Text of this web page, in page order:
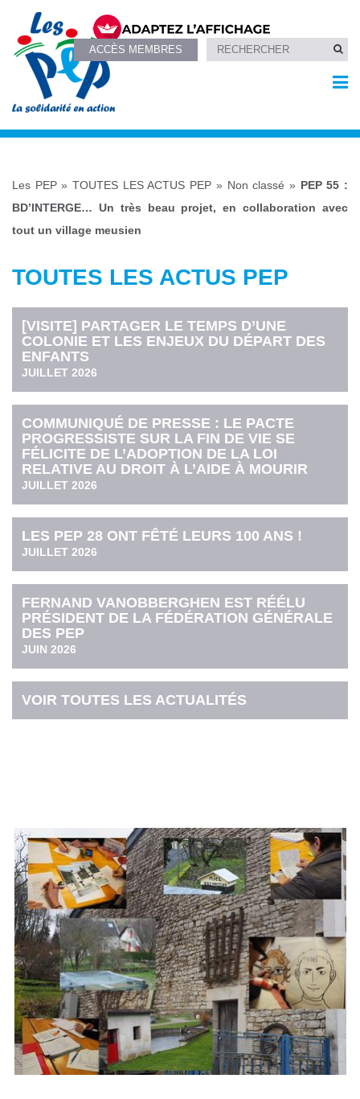
ACCÈS MEMBRES
Les PEP»TOUTES LES ACTUS PEP » Non classé » PEP 55 :
BD’INTERGE… Un très beau projet, en collaboration avec
tout un village meusien
TOUTES LES ACTUS PEP
[VISITE] PARTAGER LE TEMPS D’UNE
COLONIE ET LES ENJEUX DU DÉPART DES
ENFANTS
JUILLET 2026
COMMUNIQUÉ DE PRESSE : LE PACTE
PROGRESSISTE SUR LA FIN DE VIE SE
FÉLICITE DE L’ADOPTION DE LA LOI
RELATIVE AU DROIT À L’AIDE À MOURIR
JUILLET 2026
LES PEP 28 ONT FÊTÉ LEURS 100 ANS !
JUILLET 2026
FERNAND VANOBBERGHEN EST RÉÉLU
PRÉSIDENT DE LA FÉDÉRATION GÉNÉRALE
DES PEP
JUIN 2026
VOIR TOUTES LES ACTUALITÉS